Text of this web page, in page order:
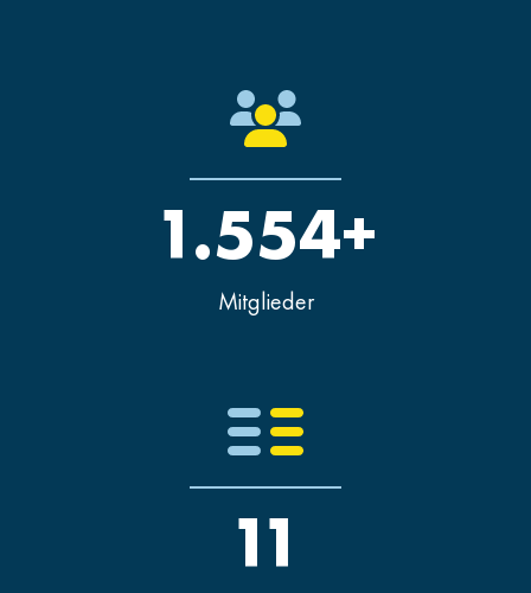
Mitglieder
1.554+
11